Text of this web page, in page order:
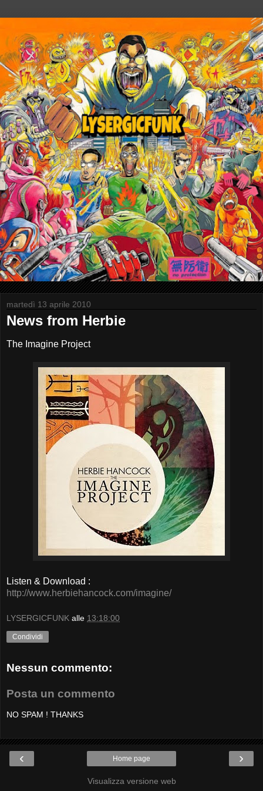
martedì 13 aprile 2010
News from Herbie
The Imagine Project
Listen & Download :
http://www.herbiehancock.com/imagine/
LYSERGICFUNK alle 13:18:00
Condividi
Nessun commento:
Posta un commento
NO SPAM ! THANKS
‹ ›
Home page
Visualizza versione web